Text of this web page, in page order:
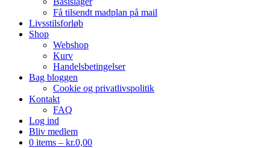
Få tilsendt madplan på mail
Livsstilsforløb
Shop
Webshop
Kurv
Handelsbetingelser
Bag bloggen
Cookie og privatlivspolitik
Kontakt
FAQ
Log ind
Bliv medlem
0 items – kr.0,00